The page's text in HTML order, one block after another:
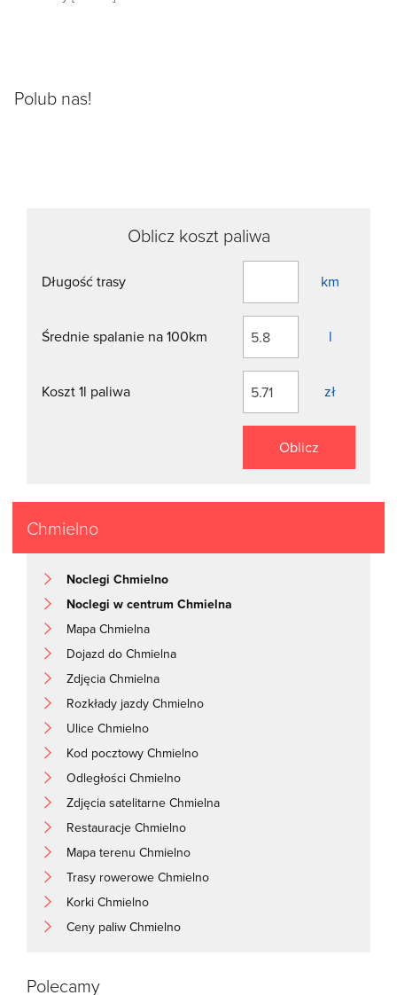
Polub nas!
Oblicz koszt paliwa
Długość trasy km
Średnie spalanie na 100km l
Koszt 1l paliwa zł
Oblicz
Chmielno
Noclegi Chmielno
Noclegi w centrum Chmielna
Mapa Chmielna
Dojazd do Chmielna
Zdjęcia Chmielna
Rozkłady jazdy Chmielno
Ulice Chmielno
Kod pocztowy Chmielno
Odległości Chmielno
Zdjęcia satelitarne Chmielna
Restauracje Chmielno
Mapa terenu Chmielno
Trasy rowerowe Chmielno
Korki Chmielno
Ceny paliw Chmielno
Polecamy